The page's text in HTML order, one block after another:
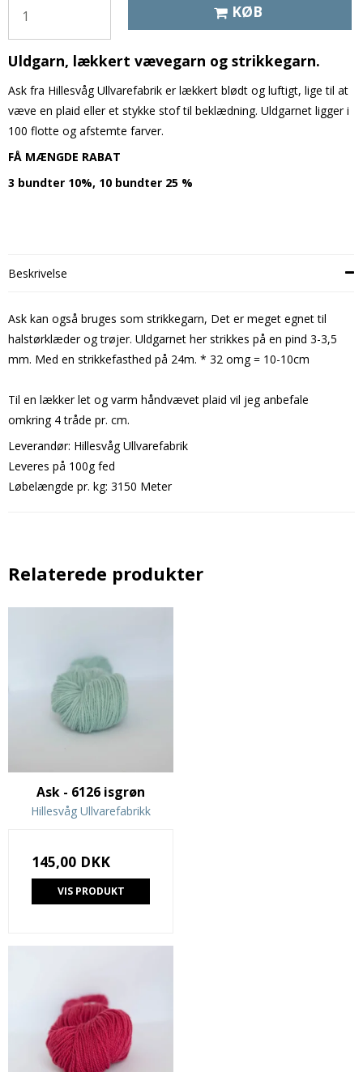
KØB
Uldgarn, lækkert vævegarn og strikkegarn.
Ask fra Hillesvåg Ullvarefabrik er lækkert blødt og luftigt, lige til at
væve en plaid eller et stykke stof til beklædning. Uldgarnet ligger i
100 flotte og afstemte farver.
FÅ MÆNGDE RABAT
3 bundter 10%, 10 bundter 25 %
Beskrivelse
Ask kan også bruges som strikkegarn, Det er meget egnet til
halstørklæder og trøjer. Uldgarnet her strikkes på en pind 3-3,5
mm. Med en strikkefasthed på 24m. * 32 omg = 10-10cm
Til en lækker let og varm håndvævet plaid vil jeg anbefale
omkring 4 tråde pr. cm.
Leverandør: Hillesvåg Ullvarefabrik
Leveres på 100g fed
Løbelængde pr. kg: 3150 Meter
Relaterede produkter
Ask - 6126 isgrøn
Hillesvåg Ullvarefabrikk
145,00 DKK
VIS PRODUKT